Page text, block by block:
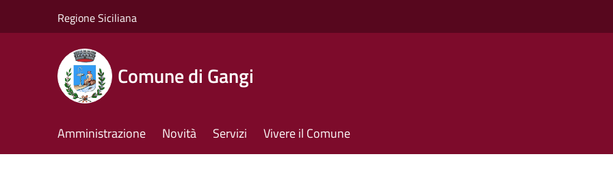
Regione Siciliana
Comune di Gangi
Amministrazione Novità Servizi Vivere il Comune